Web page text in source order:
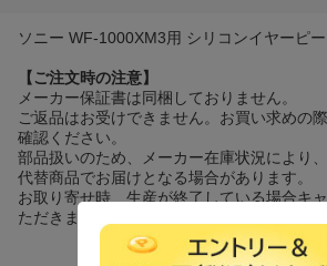
ソニー WF-1000XM3用 シリコンイヤーピ
【ご注文時の注意】
メーカー保証書は同梱しておりません。
ご返品はお受けできません。お買い求めの
確認ください。
部品扱いのため、メーカー在庫状況により
代替商品でお届けとなる場合があります。
お取り寄せ時、生産が終了している場合キ
ただきます。